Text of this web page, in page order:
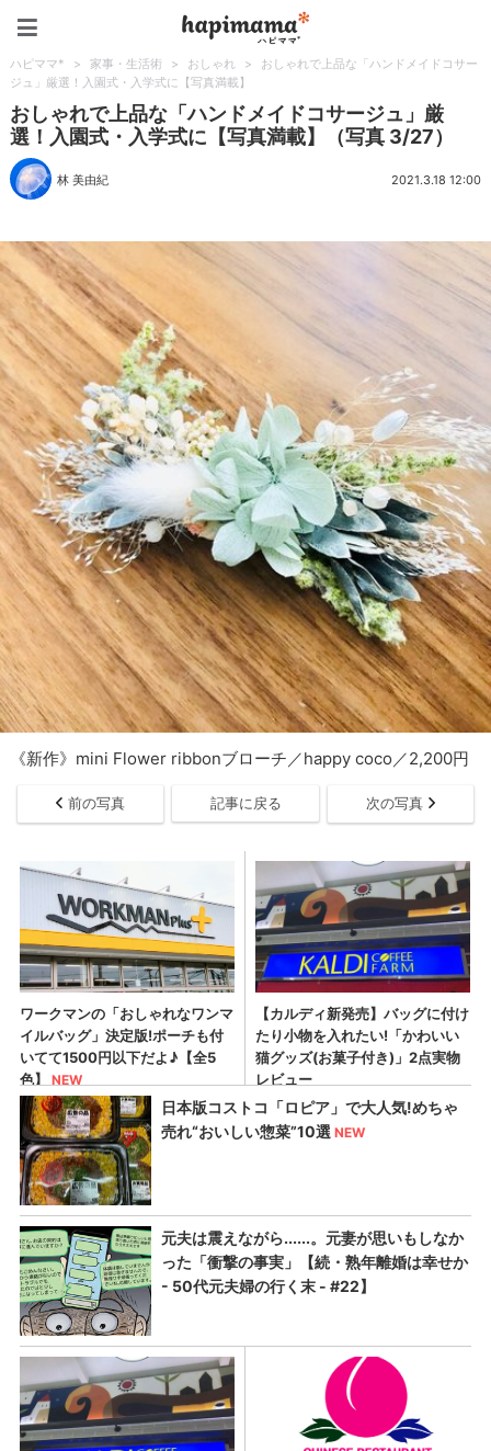
ハピママ* > 家事・生活術 > おしゃれ >
おしゃれで上品な「ハンドメイドコサー
ジュ」厳選！入園式・入学式に【写真満載】
おしゃれで上品な「ハンドメイドコサージュ」厳
選！入園式・入学式に【写真満載】（写真 3/27）
林 美由紀 2021.3.18 12:00
《新作》mini Flower ribbonブローチ／happy coco／2,200円
前の写真 記事に戻る 次の写真